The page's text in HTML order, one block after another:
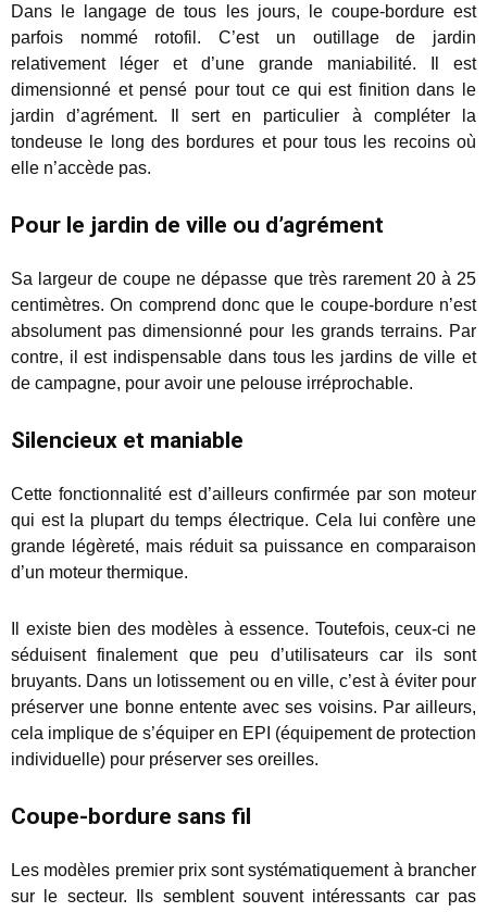
Dans le langage de tous les jours, le coupe-bordure est
parfois nommé rotofil. C’est un outillage de jardin
relativement léger et d’une grande maniabilité. Il est
dimensionné et pensé pour tout ce qui est finition dans le
jardin d’agrément. Il sert en particulier à compléter la
tondeuse le long des bordures et pour tous les recoins où
elle n’accède pas.
Pour le jardin de ville ou d’agrément
Sa largeur de coupe ne dépasse que très rarement 20 à 25
centimètres. On comprend donc que le coupe-bordure n’est
absolument pas dimensionné pour les grands terrains. Par
contre, il est indispensable dans tous les jardins de ville et
de campagne, pour avoir une pelouse irréprochable.
Silencieux et maniable
Cette fonctionnalité est d’ailleurs confirmée par son moteur
qui est la plupart du temps électrique. Cela lui confère une
grande légèreté, mais réduit sa puissance en comparaison
d’un moteur thermique.
Il existe bien des modèles à essence. Toutefois, ceux-ci ne
séduisent finalement que peu d’utilisateurs car ils sont
bruyants. Dans un lotissement ou en ville, c’est à éviter pour
préserver une bonne entente avec ses voisins. Par ailleurs,
cela implique de s’équiper en EPI (équipement de protection
individuelle) pour préserver ses oreilles.
Coupe-bordure sans fil
Les modèles premier prix sont systématiquement à brancher
sur le secteur. Ils semblent souvent intéressants car pas